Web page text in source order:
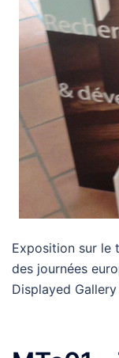
Exposition sur le
des journées
Displayed Gallery